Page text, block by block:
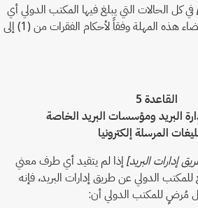
في كل الحالات التي يبلغ فيها المكتب الدولي أي
مهلة، يجب أن يبين تاريخ انقضاء هذه المهلة وفقاً لأحكام الفقرات من (1) إلى
القاعدة 5
البريد ومؤسسات البريد الخاصة
المرسلة إلكترونيا
إدارات البريد] إذا لم يتقيد أي طرف معني
للمكتب الدولي عن طريق إدارات البريد، فإنه
مُرضٍ للمكتب الدولي أن: